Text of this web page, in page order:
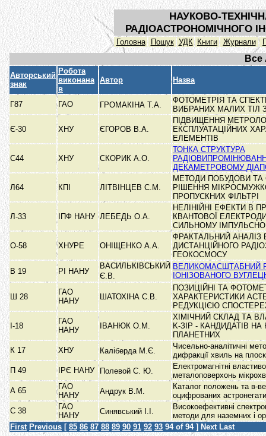
НАУКОВО-
РАДІОАСТРОНОМІЧНОГО
Головна Пошук УДК Книги Журнали
Все
Авторський
знак
Робота
виконана
в
Автор Назва
Г87 ГАО ГРОМАКІНА Т.А.
ФОТОМЕТРІЯ ТА
ВИБРАНИХ МАЛИХ ТІЛ
Є-30 ХНУ ЄГОРОВ В.А.
ПІДВИЩЕННЯ
ЕКСПЛУАТАЦІЙНИХ
ЕЛЕМЕНТІВ
С44 ХНУ СКОРИК А.О.
ТОНКА СТРУКТУРА
ДЕКАМЕТРОВОМУ
Л64 КПІ ЛІТВІНЦЕВ С.М.
МЕТОДИ ПОБУДОВИ ТА
РІШЕННЯ
ПРОПУСКНИХ ФІЛЬТРІ
Л-33 ІПФ НАНУ ЛЕБЕДЬ О.А.
НЕЛІНІЙНІ ЕФЕКТИ В
КВАНТОВОЇ
СИЛЬНОМУ
О-58 ХНУРЕ ОНІЩЕНКО А.А.
ФРАКТАЛЬНИЙ АНАЛІЗ
ДИСТАНЦІЙНОГО
ГЕОКОСМОСУ
В 19
РІ НАНУ
ВАСИЛЬКІВСЬКИЙ
Є.В.
ВЕЛИКОМАСШТАБНИЙ
ІОНІЗОВАНОГО
Ш 28
ГАО
НАНУ
ШАТОХІНА С.В.
ПОЗИЦІЙНІ ТА
ХАРАКТЕРИСТИКИ
РЕДУКЦІЄЮ
І-18
ГАО
НАНУ
ІВАНЮК О.М.
ХІМІЧНИЙ СКЛАД ТА
K-ЗІР - КАНДИДАТІВ НА
ПЛАНЕТНИХ
К 17
ХНУ Каліберда М.Є.
Чисельно-аналітичні
дифракції хвиль на
П 49
ІРЄ НАНУ Полевой С. Ю.
Електромагнітні
металоповерхонь
А 65
ГАО
НАНУ
Андрук В.М.
Каталог положень та в-
оцифрованих
С 38
ГАО
НАНУ
Синявський І.І.
Високоефективні
методи для наземних і
First Previous [ 85 86 87 88 89 90 91 92 93 94of 94 ] Next Last